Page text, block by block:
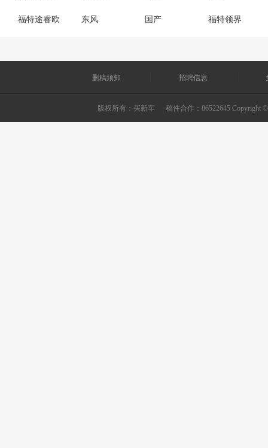
福特途睿欧 东风 国产 福特领界
删稿须知 招聘信息
版权所有： 买新车 稿件合作：86522645 Copyright